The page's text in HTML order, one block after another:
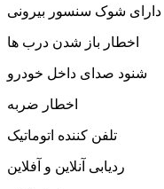
دارای شوک سنسور بیرونی
اخطار باز شدن درب ها
شنود صدای داخل خودرو
اخطار ضربه
تلفن کننده اتوماتیک
ردیابی آنلاین و آفلاین